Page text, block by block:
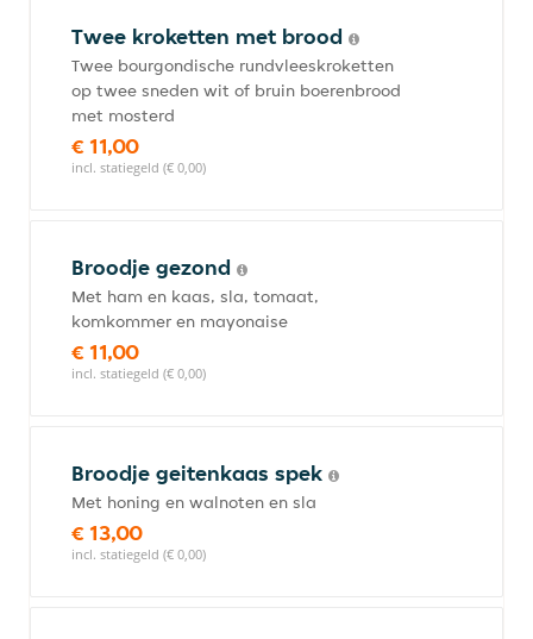
Twee kroketten met brood
Twee bourgondische rundvleeskroketten
op twee sneden wit of bruin boerenbrood
met mosterd
€ 11,00
incl. statiegeld (€ 0,00)
Broodje gezond
Met ham en kaas, sla, tomaat,
komkommer en mayonaise
€ 11,00
incl. statiegeld (€ 0,00)
Broodje geitenkaas spek
Met honing en walnoten en sla
€ 13,00
incl. statiegeld (€ 0,00)